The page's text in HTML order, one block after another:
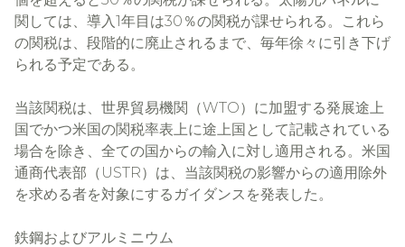
関しては、導入1年目は30％の関税が課せられる。これら
の関税は、段階的に廃止されるまで、毎年徐々に引き下げ
られる予定である。
当該関税は、世界貿易機関（WTO）に加盟する発展途上
国でかつ米国の関税率表上に途上国として記載されている
場合を除き、全ての国からの輸入に対し適用される。米国
通商代表部（USTR）は、当該関税の影響からの適用除外
を求める者を対象にするガイダンスを発表した。
鉄鋼およびアルミニウム